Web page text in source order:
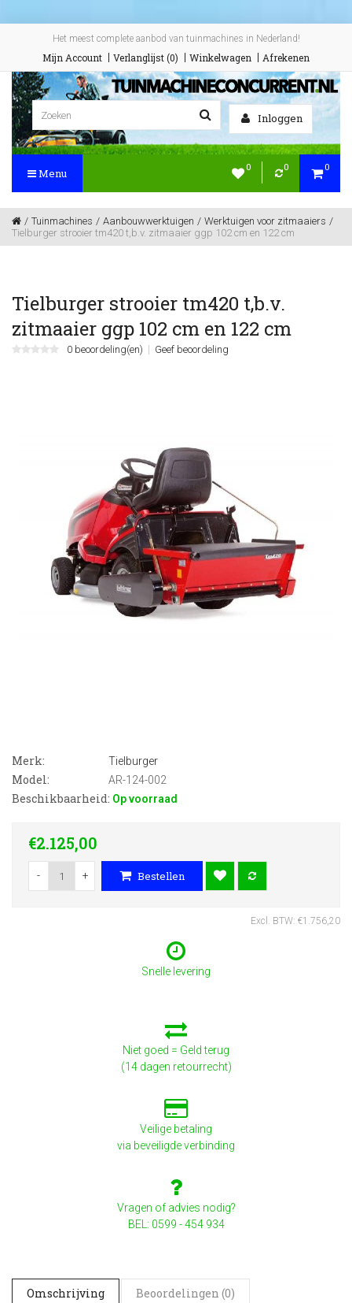
Het meest complete aanbod van tuinmachines in Nederland!
Mijn Account Verlanglijst (0) Winkelwagen Afrekenen
Inloggen
0 0 0
Menu
Tuinmachines Aanbouwwerktuigen
Werktuigen voor zitmaaiers
Tielburger strooier tm420 t,b.v. zitmaaier ggp 102 cm en 122 cm
Tielburger strooier tm420 t,b.v.
zitmaaier ggp 102 cm en 122 cm
0 beoordeling(en) Geef beoordeling
Merk: Tielburger
Model: AR-124-002
Beschikbaarheid: Op voorraad
€2.125,00
- + Bestellen
Excl. BTW: €1.756,20
Snelle levering
Niet goed = Geld terug
(14 dagen retourrecht)
Veilige betaling
via beveiligde verbinding
Vragen of advies nodig?
BEL: 0599 - 454 934
Omschrijving Beoordelingen (0)